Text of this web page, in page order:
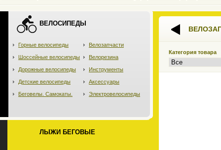
ВЕЛОСИПЕДЫ
Горные велосипеды
Шоссейные велосипеды
Дорожные велосипеды
Детские велосипеды
Беговелы. Самокаты.
Велозапчасти
Велорезина
Инструменты
Аксессуары
Электровелосипеды
ЛЫЖИ БЕГОВЫЕ
Категория товара